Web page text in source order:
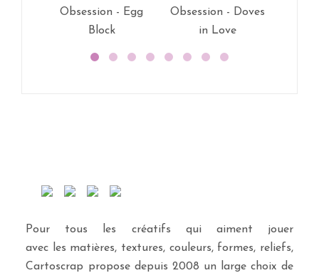
Obsession - Egg
Block
Obsession - Doves
in Love
Pour tous les créatifs qui aiment jouer
avec les matières, textures, couleurs, formes, reliefs,
Cartoscrap propose depuis 2008 un large choix de